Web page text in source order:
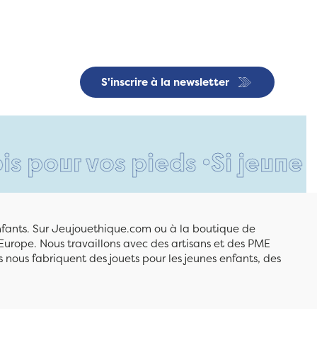
S'inscrire à la newsletter
pieds • Si jeune et
Sur Jeujouethique.com ou à la boutique de
Nous travaillons avec des artisans et des PME
fabriquent des jouets pour les jeunes enfants, des